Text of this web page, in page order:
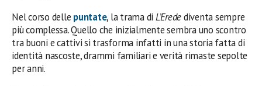
Nel corso delle puntate, la trama di L’Eredediventa sempre
più complessa. Quello che inizialmente sembra uno scontro
tra buoni e cattivi si trasforma infatti in una storia fatta di
identità nascoste, drammi familiari e verità rimaste sepolte
per anni.